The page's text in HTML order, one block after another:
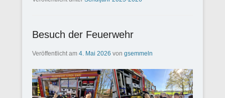
Besuch der Feuerwehr
Veröffentlicht am 4. Mai 2026 von gsemmeln